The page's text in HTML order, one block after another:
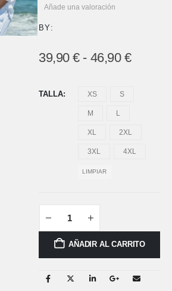
Añade una valoración
BY:
39,90€ - 46,90 €
TALLA XS S
M L
XL 2XL
3XL 4XL
LIMPIAR
AÑADIR AL CARRITO